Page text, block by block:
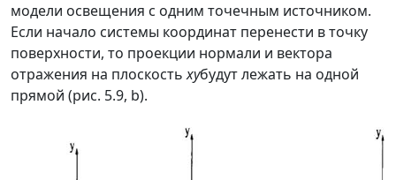
модели освещения с одним точечным источником.
Если начало системы координат перенести в точку
поверхности, то проекции нормали и вектора
отражения на плоскость хубудут лежать на одной
прямой (рис. 5.9, b).